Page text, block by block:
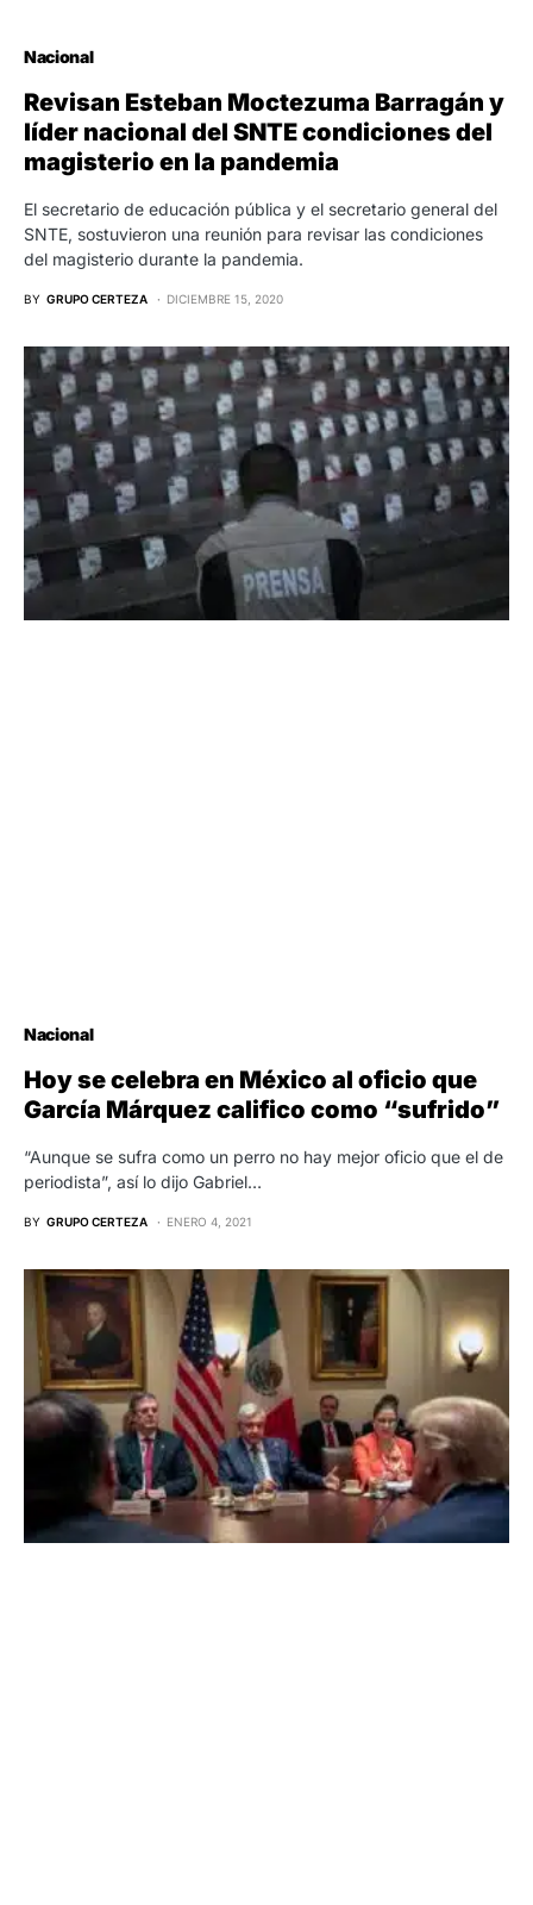
Nacional
Revisan Esteban Moctezuma Barragán y
líder nacional del SNTE condiciones del
magisterio en la pandemia
El secretario de educación pública y el secretario general del
SNTE, sostuvieron una reunión para revisar las condiciones
del magisterio durante la pandemia.
BY GRUPO CERTEZA DICIEMBRE 15, 2020
Nacional
Hoy se celebra en México al oficio que
García Márquez califico como “sufrido”
“Aunque se sufra como un perro no hay mejor oficio que el de
periodista”, así lo dijo Gabriel…
BY GRUPO CERTEZA ENERO 4, 2021